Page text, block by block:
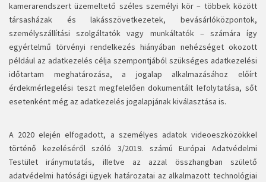
kamerarendszert üzemeltető széles személyi kör – többek között
társasházak és lakásszövetkezetek, bevásárlóközpontok,
személyszállítási szolgáltatók vagy munkáltatók – számára így
egyértelmű törvényi rendelkezés hiányában nehézséget okozott
például az adatkezelés célja szempontjából szükséges adatkezelési
időtartam meghatározása, a jogalap alkalmazásához előírt
érdekmérlegelési teszt megfelelően dokumentált lefolytatása, sőt
esetenként még az adatkezelés jogalapjának kiválasztása is.
A 2020 elején elfogadott, a személyes adatok videoeszközökkel
történő kezeléséről szóló 3/2019. számú Európai Adatvédelmi
Testület iránymutatás, illetve az azzal összhangban születő
adatvédelmi hatósági ügyek határozatai az alkalmazott technológiai